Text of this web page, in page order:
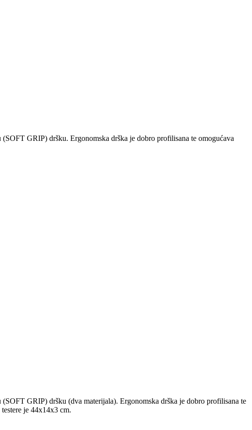
GRIP) dršku. Ergonomska drška je dobro profilisana te omogućava
GRIP) dršku (dva materijala). Ergonomska drška je dobro profilisana te
je 44x14x3 cm.